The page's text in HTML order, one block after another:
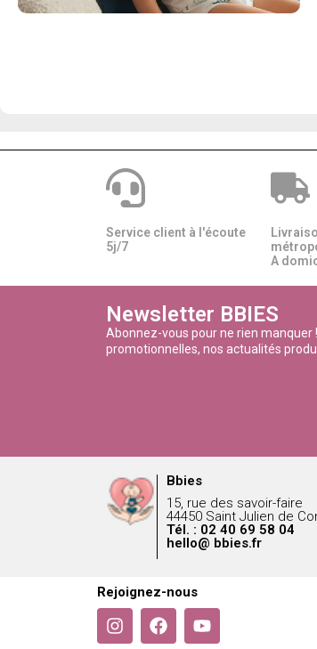
Service client à l'écoute
5j/7
A
Newsletter BBIES
Abonnez-vous pour ne rien
promotionnelles, nos actualités
Bbies
15, rue des savoir-faire
44450 Saint Julien de
Tél. : 02 40 69 58 04
hello@ bbies.fr
Rejoignez-nous